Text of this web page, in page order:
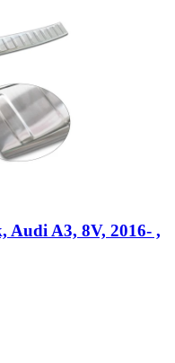
Audi A3, 8V, 2016- ,